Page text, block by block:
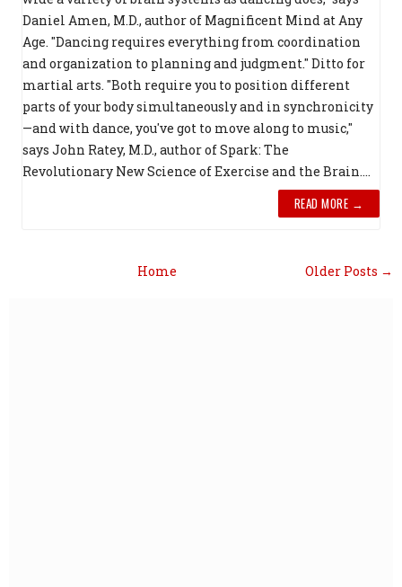
Daniel Amen, M.D., author of Magnificent Mind at Any
Age. "Dancing requires everything from coordination
and organization to planning and judgment." Ditto for
martial arts. "Both require you to position different
parts of your body simultaneously and in synchronicity
—and with dance, you've got to move along to music,"
says John Ratey, M.D., author of Spark: The
Revolutionary New Science of Exercise and the Brain....
READ MORE →
Older Posts →
Home